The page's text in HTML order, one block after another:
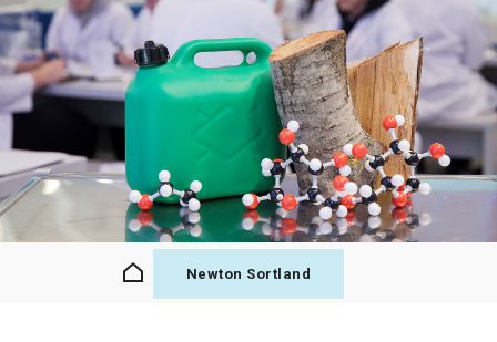
Newton Sortland